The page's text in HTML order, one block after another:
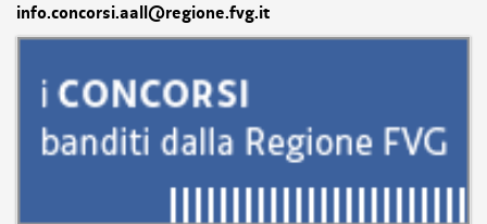
info.concorsi.aall@regione.fvg.it